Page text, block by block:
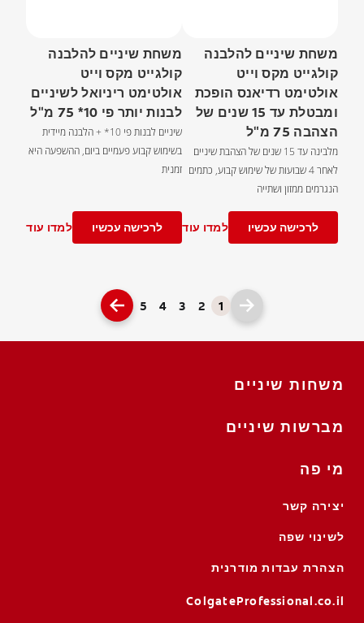
משחת שיניים להלבנה
קולגייט מקס וייט
אולטימט רדיאנס הופכת
ומבטלת עד 15 שנים של
הצהבה 75 מ"ל
מלבינה עד 15 שנים של הצהבת שיניים
לאחר 4 שבועות של שימוש קבוע, כתמים
הנגרמים ממזון ושתייה
לרכישה עכשיו למדו עוד
משחת שיניים להלבנה
קולגייט מקס וייט
אולטימט ריניואל לשיניים
לבנות יותר פי 10* 75 מ"ל
שיניים לבנות פי 10* + הלבנה מיידית
בשימוש קבוע פעמיים ביום, ההשפעה היא
זמנית
לרכישה עכשיו למדו עוד
1
2
3
4
5
משחות שיניים
מברשות שיניים
מי פה
יצירה קשר
לשינוי שפה
הצהרת עבדות מודרנית
ColgateProfessional.co.il